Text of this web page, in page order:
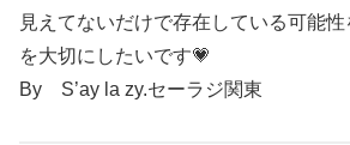
見えてないだけで存在している可能
を大切にしたいです💗
By S’ay la zy.セーラジ関東